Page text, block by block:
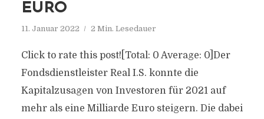
EURO
11. Januar 2022 2 Min. Lesedauer
Click to rate this post![Total: 0 Average: 0]Der
Fondsdienstleister Real I.S. konnte die
Kapitalzusagen von Investoren für 2021 auf
mehr als eine Milliarde Euro steigern. Die dabei